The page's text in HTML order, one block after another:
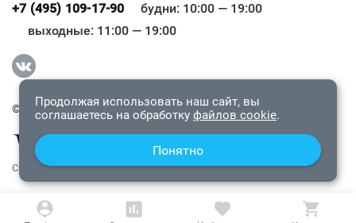
+7 (495) 109-17-90
будни: 10:00 — 19:00
выходные: 11:00 — 19:00
© 2009-2026 «Водолей Онлайн». Все права защищены.
СОГЛАШЕНИЕ О КОНФИДЕНЦИАЛЬНОСТИ
Всё верно
Продолжая использовать наш сайт, вы
соглашаетесь на обработку файлов cookie.
Понятно